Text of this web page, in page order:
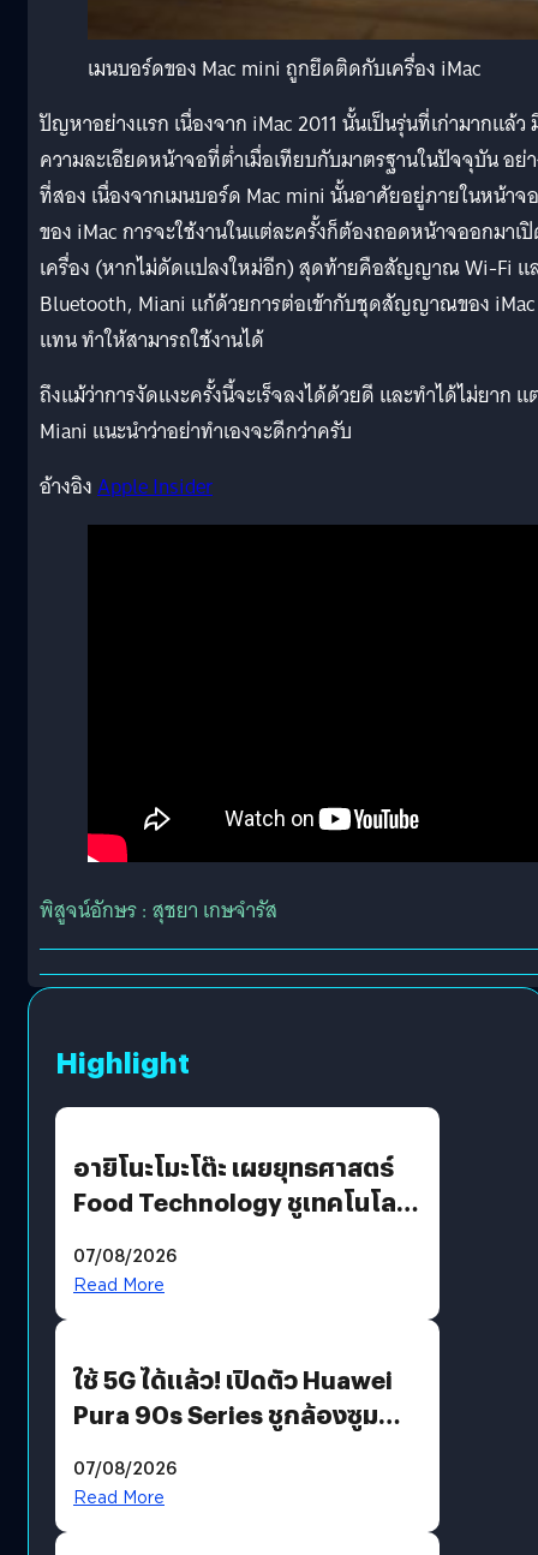
เมนบอร์ดของ Mac mini ถูกยึดติดกับเครื่อง iMac
ปัญหาอย่างแรก เนื่องจาก iMac 2011 นั้นเป็นรุ่นที่เก่ามากแล้ว
ความละเอียดหน้าจอที่ต่ำเมื่อเทียบกับมาตรฐานในปัจจุบัน อย่
ที่สอง เนื่องจากเมนบอร์ด Mac mini นั้นอาศัยอยู่ภายในหน้าจอ
ของ iMac การจะใช้งานในแต่ละครั้งก็ต้องถอดหน้าจออกมาเ
เครื่อง (หากไม่ดัดแปลงใหม่อีก) สุดท้ายคือสัญญาณ Wi-Fi แ
Bluetooth, Miani แก้ด้วยการต่อเข้ากับชุดสัญญาณของ iMac
แทน ทำให้สามารถใช้งานได้
ถึงแม้ว่าการงัดแงะครั้งนี้จะเร็จลงได้ด้วยดี และทำได้ไม่ยาก แ
Miani แนะนำว่าอย่าทำเองจะดีกว่าครับ
อ้างอิงApple Insider
พิสูจน์อักษร : สุชยา เกษจำรัส
Highlight
อายิโนะโมะโต๊ะ เผยยุทธศาสตร์
Food Technology ชูเทคโนโลยี
บริโภคและ B2B
07/08/2026
Read More
ใช้ 5G ได้แล้ว! เปิดตัว Huawei
Pura 90s Series ชูกล้องซูม
07/08/2026
Read More